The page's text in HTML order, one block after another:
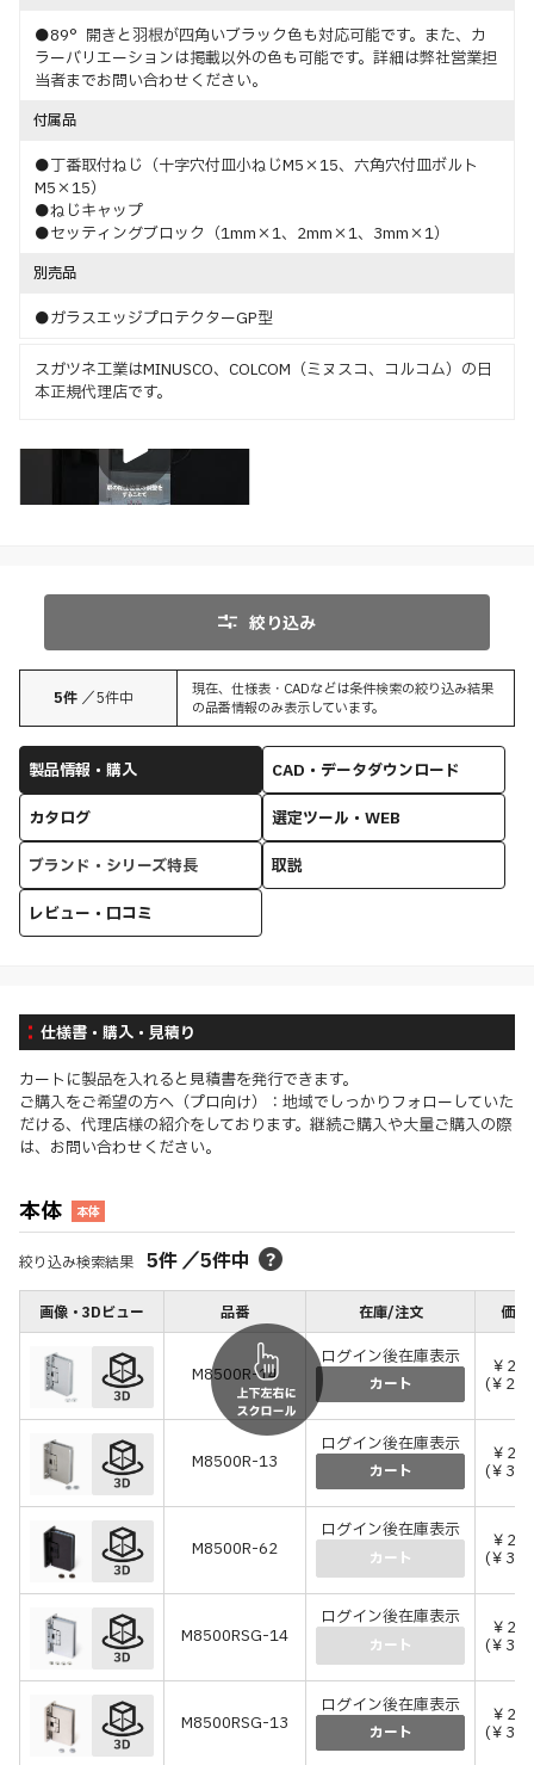
●89°開きと羽根が四角いブラック色も対応可能です。また、カ
ラーバリエーションは掲載以外の色も可能です。詳細は弊社営業担
当者までお問い合わせください。
付属品
●丁番取付ねじ（十字穴付皿小ねじM5×15、六角穴付皿ボルト
M5×15）
●ねじキャップ
●セッティングブロック（1mm×1、2mm×1、3mm×1）
別売品
●ガラスエッジプロテクターGP型
スガツネ工業はMINUSCO、COLCOM（ミヌスコ、コルコム）の日
本正規代理店です。
絞り込み
5件 ／5件中
現在、仕様表・CADなどは条件検索の絞り込み結果
の品番情報のみ表示しています。
製品情報・購入
CAD・データダウンロード
カタログ
選定ツール・WEB
ブランド・シリーズ特長
取説
レビュー・口コミ
仕様書・購入・見積り
カートに製品を入れると見積書を発行できます。
ご購入をご希望の方へ（プロ向け）：地域でしっかりフォローしていた
だける、代理店様の紹介をしております。継続ご購入や大量ご購入の際
は、お問い合わせください。
本体 本体
絞り込み検索結果 5件／5件中
画像・3Dビュー 品番 在庫/注文 価格
M8500R-14
ログイン後在庫表示
カート
￥
(￥
M8500R-13
ログイン後在庫表示
カート
￥
(￥
M8500R-62
ログイン後在庫表示
カート
￥
(￥
M8500RSG-14
ログイン後在庫表示
カート
￥
(￥
M8500RSG-13
ログイン後在庫表示
カート
￥
(￥